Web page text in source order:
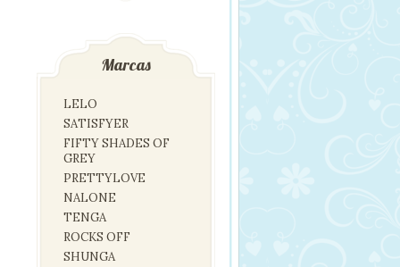
Marcas
LELO
SATISFYER
FIFTY SHADES OF
GREY
PRETTYLOVE
NALONE
TENGA
ROCKS OFF
SHUNGA